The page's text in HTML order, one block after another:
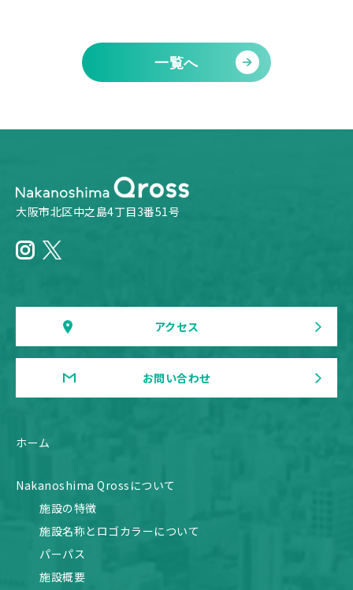
一覧へ
大阪市北区中之島4丁目3番51号
アクセス
お問い合わせ
ホーム
Nakanoshima Qrossについて
施設の特徴
施設名称とロゴカラーについて
パーパス
施設概要